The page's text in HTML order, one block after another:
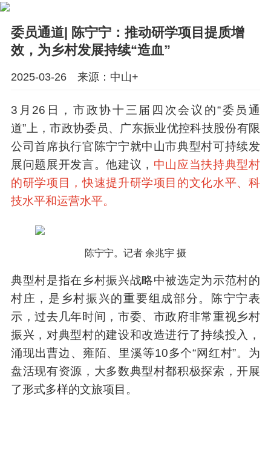
委员通道| 陈宁宁：推动研学项目提质增
效，为乡村发展持续“造血”
2025-03-26 来源：中山+
3月26日，市政协十三届四次会议的“委员通
道”上，市政协委员、广东振业优控科技股份有限
公司首席执行官陈宁宁就中山市典型村可持续发
展问题展开发言。他建议， 中山应当扶持典型村
的研学项目，快速提升研学项目的文化水平、科
技水平和运营水平。
陈宁宁。记者 余兆宇 摄
典型村是指在乡村振兴战略中被选定为示范村的
村庄，是乡村振兴的重要组成部分。陈宁宁表
示，过去几年时间，市委、市政府非常重视乡村
振兴，对典型村的建设和改造进行了持续投入，
涌现出曹边、雍陌、里溪等10多个“网红村”。为
盘活现有资源，大多数典型村都积极探索，开展
了形式多样的文旅项目。